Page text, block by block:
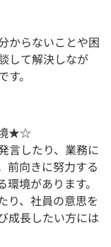
からないことや困
して解決しなが
。
境★☆
言したり、業務に
前向きに努力する
境があります。
り、社員の意思を
成長したい方には